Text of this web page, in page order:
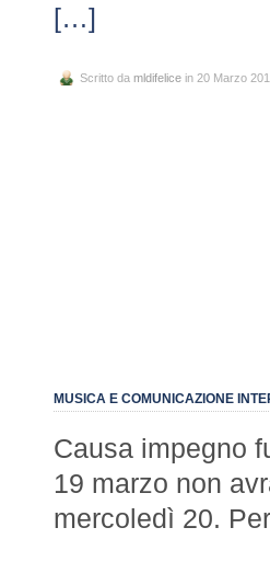
[…]
Scritto da mldifelice in 20 Marzo
MUSICA E COMUNICAZIONE
Causa impegno
19 marzo non
mercoledì 20.